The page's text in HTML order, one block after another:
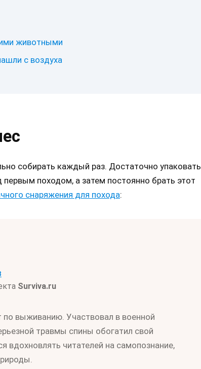
животными
с воздуха
собирать каждый раз. Достаточно упаковать
походом, а затем постоянно брать этот
снаряжения для похода:
Surviva.ru
по выживанию. Участвовал в военной
травмы спины обогатил свой
вдохновлять читателей на самопознание,